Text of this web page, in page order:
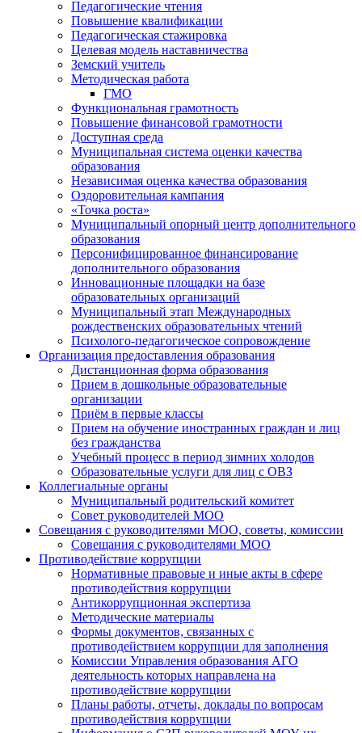
Педагогические чтения
Повышение квалификации
Педагогическая стажировка
Целевая модель наставничества
Земский учитель
Методическая работа
ГМО
Функциональная грамотность
Повышение финансовой грамотности
Доступная среда
Муниципальная система оценки качества
образования
Независимая оценка качества образования
Оздоровительная кампания
«Точка роста»
Муниципальный опорный центр дополнительного
образования
Персонифицированное финансирование
дополнительного образования
Инновационные площадки на базе
образовательных организаций
Муниципальный этап Международных
рождественских образовательных чтений
Психолого-педагогическое сопровождение
Организация предоставления образования
Дистанционная форма образования
Прием в дошкольные образовательные
организации
Приём в первые классы
Прием на обучение иностранных граждан и лиц
без гражданства
Учебный процесс в период зимних холодов
Образовательные услуги для лиц с ОВЗ
Коллегиальные органы
Муниципальный родительский комитет
Совет руководителей МОО
Совещания с руководителями МОО, советы, комиссии
Совещания с руководителями МОО
Противодействие коррупции
Нормативные правовые и иные акты в сфере
противодействия коррупции
Антикоррупционная экспертиза
Методические материалы
Формы документов, связанных с
противодействием коррупции для заполнения
Комиссии Управления образования АГО
деятельность которых направлена на
противодействие коррупции
Планы работы, отчеты, доклады по вопросам
противодействия коррупции